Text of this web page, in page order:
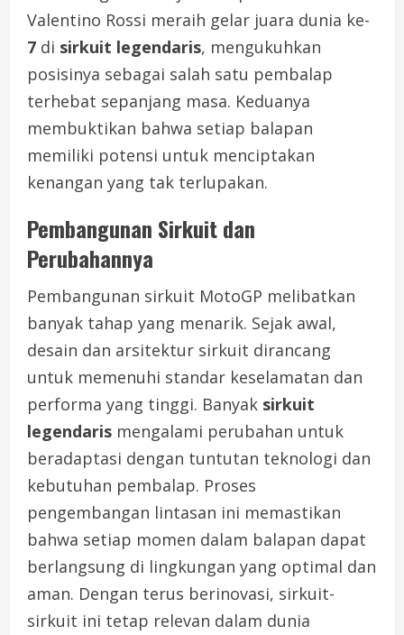
Valentino Rossi meraih gelar juara dunia ke-
7 di sirkuit legendaris, mengukuhkan
posisinya sebagai salah satu pembalap
terhebat sepanjang masa. Keduanya
membuktikan bahwa setiap balapan
memiliki potensi untuk menciptakan
kenangan yang tak terlupakan.
Pembangunan Sirkuit dan
Perubahannya
Pembangunan sirkuit MotoGP melibatkan
banyak tahap yang menarik. Sejak awal,
desain dan arsitektur sirkuit dirancang
untuk memenuhi standar keselamatan dan
performa yang tinggi. Banyak sirkuit
legendaris mengalami perubahan untuk
beradaptasi dengan tuntutan teknologi dan
kebutuhan pembalap. Proses
pengembangan lintasan ini memastikan
bahwa setiap momen dalam balapan dapat
berlangsung di lingkungan yang optimal dan
aman. Dengan terus berinovasi, sirkuit-
sirkuit ini tetap relevan dalam dunia